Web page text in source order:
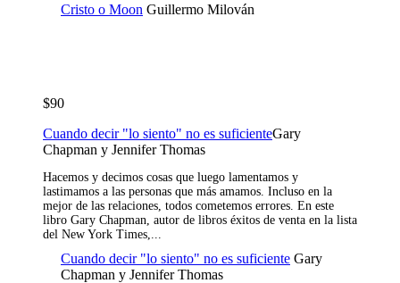
Cristo o Moon Guillermo Milován
$90
Cuando decir "lo siento" no es suficienteGary
Chapman y Jennifer Thomas
Hacemos y decimos cosas que luego lamentamos y
lastimamos a las personas que más amamos. Incluso en la
mejor de las relaciones, todos cometemos errores. En este
libro Gary Chapman, autor de libros éxitos de venta en la lista
del New York Times,...
Cuando decir "lo siento" no es suficiente Gary
Chapman y Jennifer Thomas